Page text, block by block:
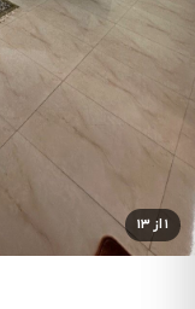
۱ از ۱۳